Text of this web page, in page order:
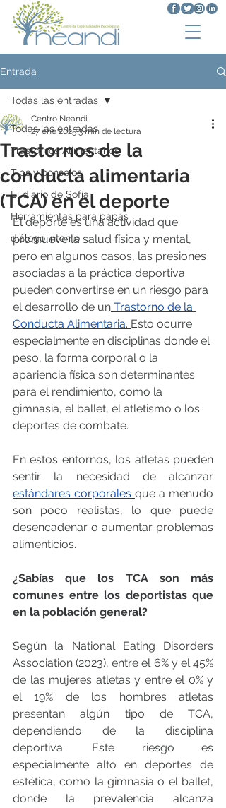
Entrada
Todas las entradas
Trastornos Alimentarios
Tips y consejos
El diario de Sofía
Herramientas para papás
diálogo interno
Todas las entradas
Trastornos de la
conducta alimentaria
(TCA) en el deporte
Centro Neandi
27 ene 20253 min de lectura
El deporte es una actividad que
promueve la salud física y mental,
pero en algunos casos, las presiones
asociadas a la práctica deportiva
pueden convertirse en un riesgo para
el desarrollo de un Trastorno de la
Conducta Alimentaria. Esto ocurre
especialmente en disciplinas donde el
peso, la forma corporal o la
apariencia física son determinantes
para el rendimiento, como la
gimnasia, el ballet, el atletismo o los
deportes de combate.
En estos entornos, los atletas pueden
estándares corporales que a menudo
son poco realistas, lo que puede
desencadenar o aumentar problemas
alimenticios.
¿Sabías que los TCA son más
comunes entre los deportistas que
en la población general?
Según la National Eating Disorders
Association (2023), entre el 6% y el 45%
de las mujeres atletas y entre el 0% y
el 19% de los hombres atletas
presentan algún tipo de TCA,
dependiendo de la disciplina
deportiva. Este riesgo es
especialmente alto en deportes de
estética, como la gimnasia o el ballet,
donde la prevalencia alcanza